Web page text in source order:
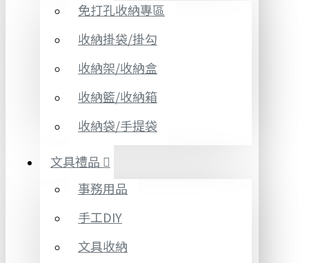
免打孔收納專區
收納掛袋/掛勾
收納架/收納盒
收納籃/收納箱
收納袋/手提袋
文具禮品
事務用品
手工DIY
文具收納